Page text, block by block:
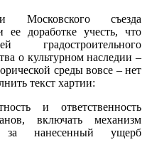
Московского съезда
доработке учесть, что
градостроительного
о культурном наследии –
среды вовсе – нет
текст хартии:
и ответственность
включать механизм
за нанесенный ущерб